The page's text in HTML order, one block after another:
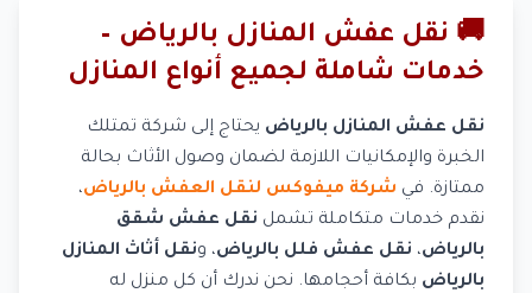
🚚 نقل عفش المنازل بالرياض –
خدمات شاملة لجميع أنواع المنازل
نقل عفش المنازل بالرياض يحتاج إلى شركة تمتلك
الخبرة والإمكانيات اللازمة لضمان وصول الأثاث بحالة
ممتازة. في شركة ميفوكس لنقل العفش بالرياض،
نقدم خدمات متكاملة تشمل نقل عفش شقق
بالرياض، نقل عفش فلل بالرياض، ونقل أثاث المنازل
بالرياض بكافة أحجامها. نحن ندرك أن كل منزل له